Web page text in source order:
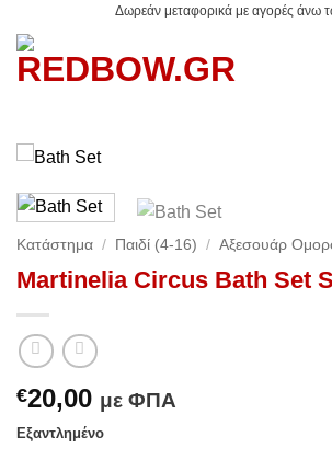
στο
περιεχόμενο
Δωρεάν μεταφορικά με αγορές άνω
Κατάστημα / Παιδί (4-16) / Αξεσουάρ
Martinelia Circus Bath Set
€20,00 με ΦΠΑ
Εξαντλημένο